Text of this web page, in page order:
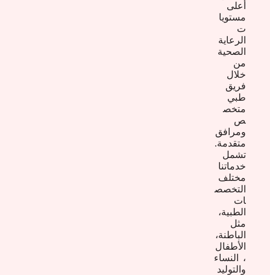
أعلى
مستويا
ت
الرعاية
الصحية
من
خلال
فريق
طبي
متخص
ص
ومرافق
متقدمة.
تشمل
خدماتنا
مختلف
التخصص
ات
الطبية،
مثل
الباطنة،
الأطفال
، النساء
والتوليد